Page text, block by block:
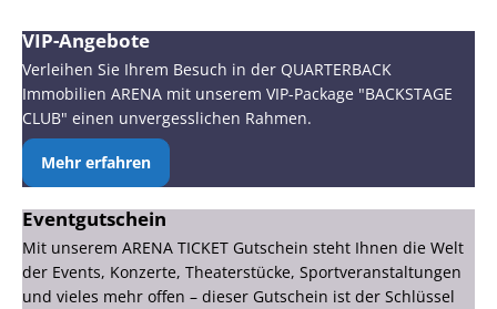
VIP-Angebote
Verleihen Sie Ihrem Besuch in der QUARTERBACK
Immobilien ARENA mit unserem VIP-Package "BACKSTAGE
CLUB" einen unvergesslichen Rahmen.
Mehr erfahren
Eventgutschein
Mit unserem ARENA TICKET Gutschein steht Ihnen die Welt
der Events, Konzerte, Theaterstücke, Sportveranstaltungen
und vieles mehr offen – dieser Gutschein ist der Schlüssel